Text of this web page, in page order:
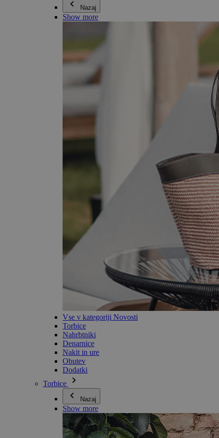
Nazaj
Show more
Vse v kategoriji Novosti
Torbice
Nahrbtniki
Denarnice
Nakit in ure
Obutev
Dodatki
Torbice
Nazaj
Show more